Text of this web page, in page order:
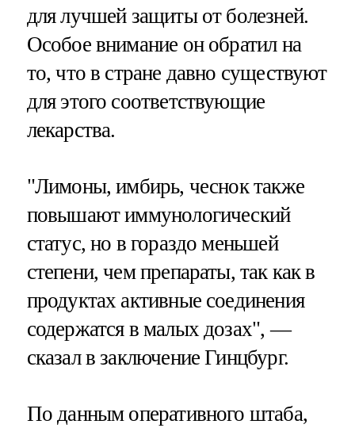
для лучшей защиты от болезней.
Особое внимание он обратил на
то, что в стране давно существуют
для этого соответствующие
лекарства.
"Лимоны, имбирь, чеснок также
повышают иммунологический
статус, но в гораздо меньшей
степени, чем препараты, так как в
продуктах активные соединения
содержатся в малых дозах", —
сказал в заключение Гинцбург.
По данным оперативного штаба,